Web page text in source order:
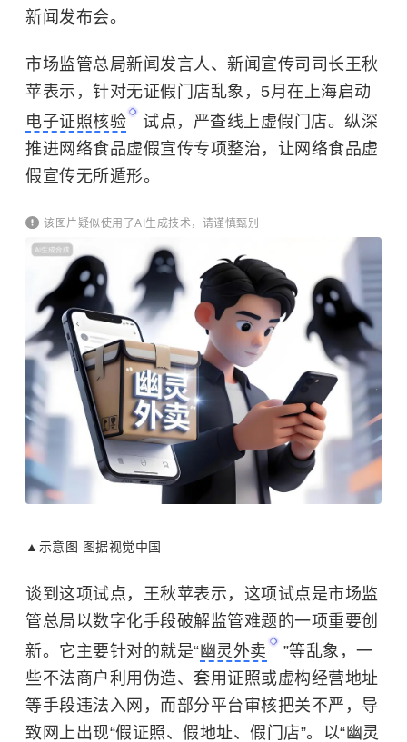
新闻发布会。
市场监管总局新闻发言人、新闻宣传司司长王秋
苹表示，针对无证假门店乱象，5月在上海启动
电子证照核验
试点，严查线上虚假门店。纵深
推进网络食品虚假宣传专项整治，让网络食品虚
假宣传无所遁形。
该图片疑似使用了AI生成技术，请谨慎甄别
▲示意图 图据视觉中国
谈到这项试点，王秋苹表示，这项试点是市场监
管总局以数字化手段破解监管难题的一项重要创
新。它主要针对的就是“幽灵外卖
”等乱象，一
些不法商户利用伪造、套用证照或虚构经营地址
等手段违法入网，而部分平台审核把关不严，导
致网上出现“假证照、假地址、假门店”。以“幽灵